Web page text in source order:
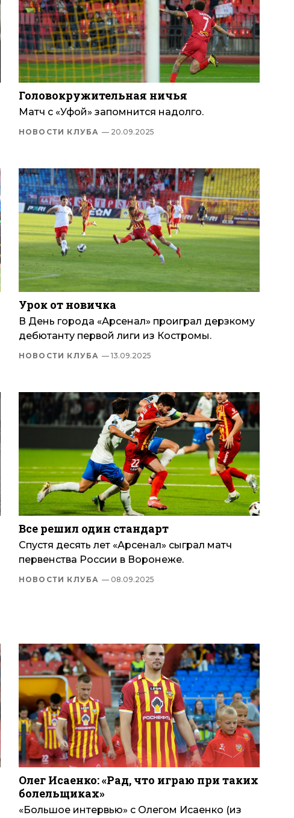
Головокружительная ничья
Матч с «Уфой» запомнится надолго.
НОВОСТИ КЛУБА — 20.09.2025
Урок от новичка
В День города «Арсенал» проиграл дерзкому
дебютанту первой лиги из Костромы.
НОВОСТИ КЛУБА — 13.09.2025
Все решил один стандарт
Спустя десять лет «Арсенал» сыграл матч
первенства России в Воронеже.
НОВОСТИ КЛУБА — 08.09.2025
Олег Исаенко: «Рад, что играю при таких
болельщиках»
«Большое интервью» с Олегом Исаенко (из